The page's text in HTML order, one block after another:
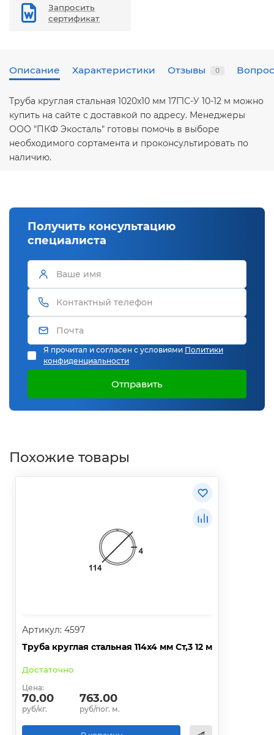
Запросить
сертификат
Описание Характеристики Отзывы 0
Труба круглая стальная 1020х10 мм 17Г1С-У 10-12 м можно
купить на сайте с доставкой по адресу. Менеджеры
ООО "ПКФ Экосталь" готовы помочь в выборе
необходимого сортамента и проконсультировать по
наличию.
Получить консультацию
специалиста
Я прочитал и согласен с условиями Политики
конфиденциальности
Отправить
Похожие товары
Артикул: 4597
Труба круглая стальная 114х4 мм Ст,3 12 м
Достаточно
Цена:
70.00
руб/кг.
763.00
руб/пог. м.